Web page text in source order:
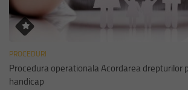
PROCEDURI
Procedura operationala Acordarea drepturilor
handicap